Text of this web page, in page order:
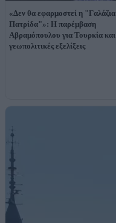
«Δεν θα εφαρμοστεί η "Γαλάζια
Πατρίδα"»: Η παρέμβαση
Αβραμόπουλου για Τουρκία και
γεωπολιτικές εξελίξεις